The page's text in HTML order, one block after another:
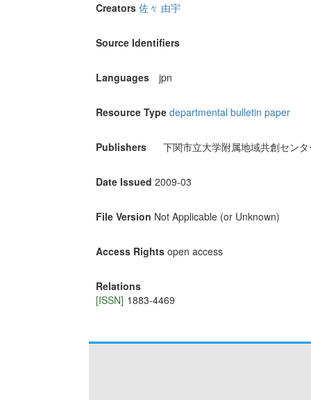
Creators 佐々 由宇
Source Identifiers
Languages jpn
Resource Type departmental bulletin paper
Publishers 下関市立大学附属地域共創センタ
Date Issued 2009-03
File Version Not Applicable (or Unknown)
Access Rights open access
Relations
[ISSN] 1883-4469